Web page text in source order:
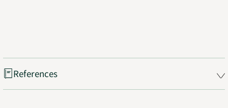
References